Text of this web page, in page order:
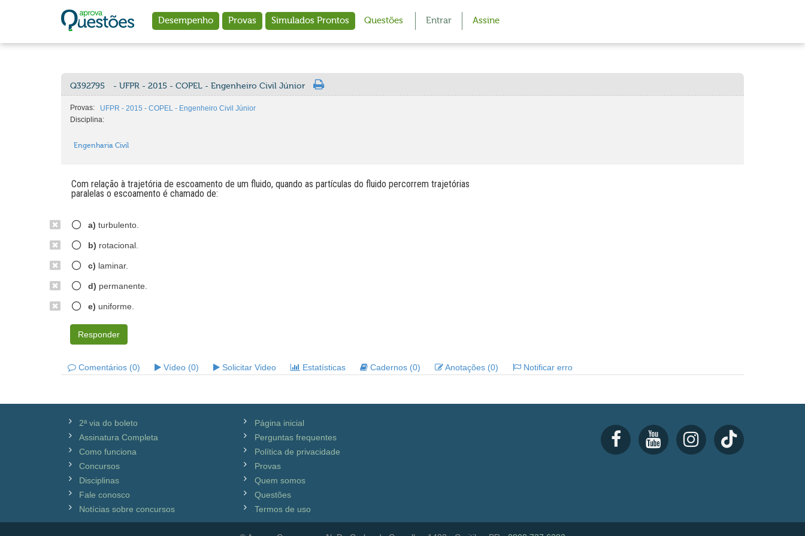
Desempenho Provas Simulados Prontos Questões Entrar Assine
Q392795 - UFPR - 2015 - COPEL - Engenheiro Civil Júnior
Provas:
UFPR - 2015 - COPEL - Engenheiro Civil Júnior
Disciplina:
Engenharia Civil
Com relação à trajetória de escoamento de um fluido, quando as partículas do fluido percorrem trajetórias
paralelas o escoamento é chamado de:
a) turbulento.
b) rotacional.
c) laminar.
d) permanente.
e) uniforme.
Responder
Comentários (0) Vídeo (0) Solicitar Video Estatísticas Cadernos (0) Anotações (0) Notificar erro
2ª via do boleto
Assinatura Completa
Como funciona
Concursos
Disciplinas
Fale conosco
Notícias sobre concursos
Página inicial
Perguntas frequentes
Política de privacidade
Provas
Quem somos
Questões
Termos de uso